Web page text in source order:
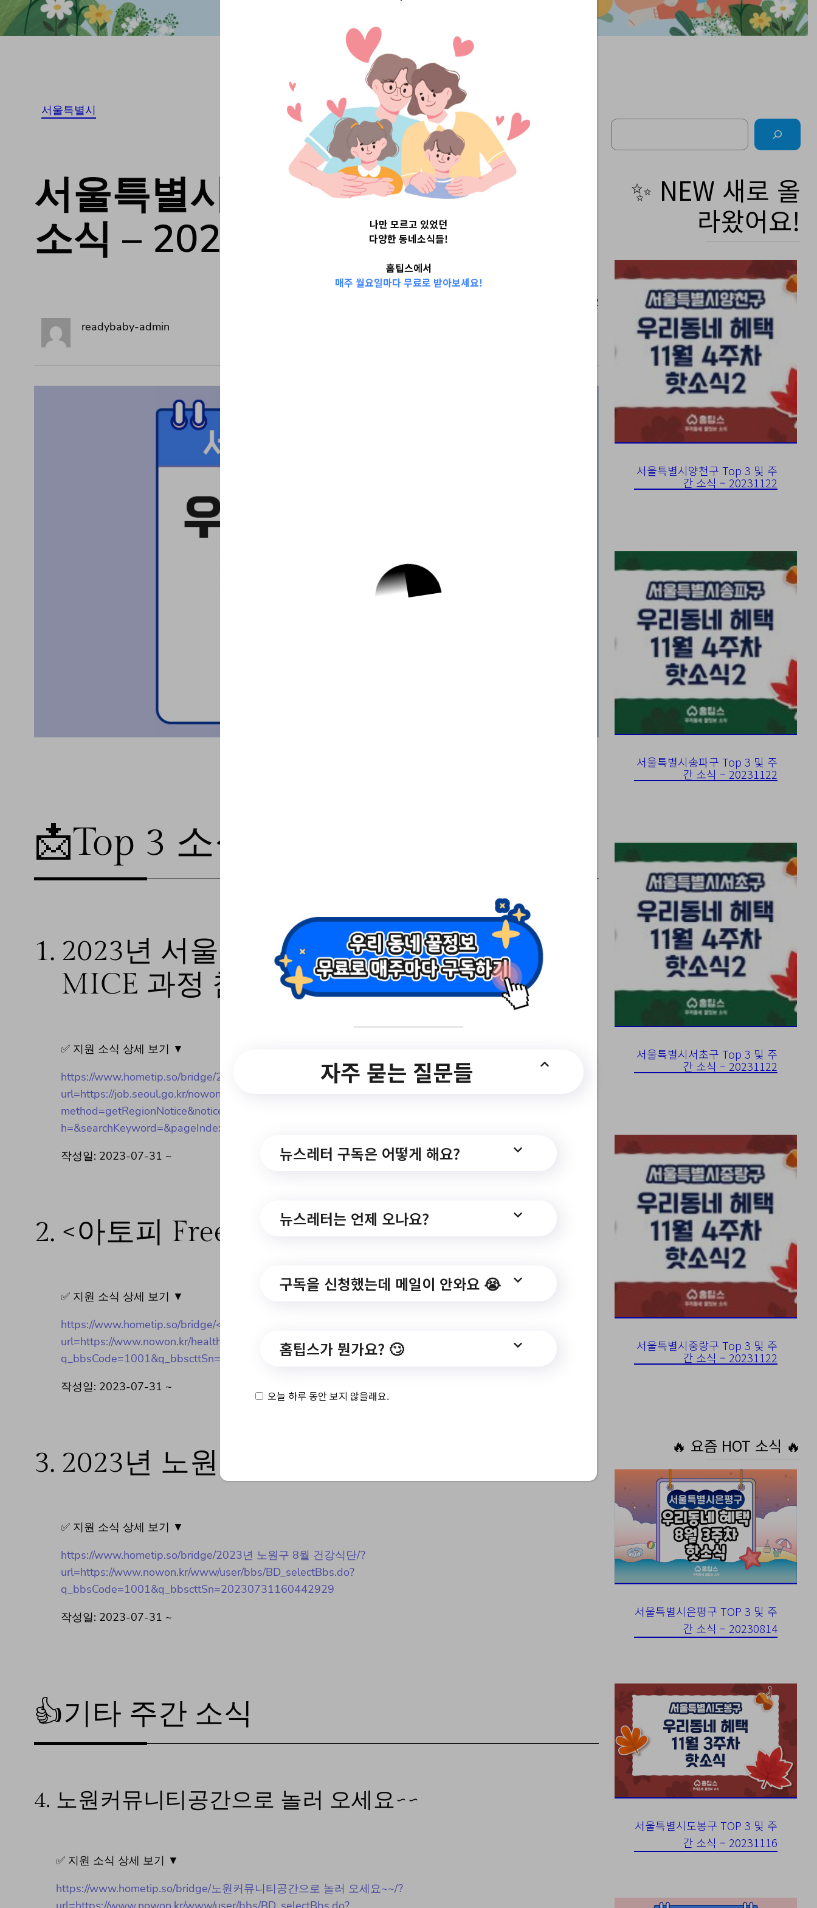
서울특별시
서울특별시노원구 Top 3 및 주간
소식 – 20230802
2023-08-02
readybaby-admin
📩Top 3 소식❕
1. 2023년 서울형 뉴딜일자리 서울형 디지털
MICE 과정 참여자 추가 모집공고
✅ 지원 소식 상세 보기 ▼
https://www.hometip.so/bridge/2023년 서울형 뉴딜일자리 서울형 디지털 MICE 과정 참여자 추가 모집공고/?
url=https://job.seoul.go.kr/nowon/re/custmr_cntr/ntce/RegionNotice.do?
method=getRegionNotice&noticeCmmnSeNo=1&bbscttSn=14585&fileyn=Y&searchCondition=&gubunSearc
h=&searchKeyword=&pageIndex=1
작성일: 2023-07-31 ~
2. <아토피 Free안심 교실> 운영 안내
✅ 지원 소식 상세 보기 ▼
https://www.hometip.so/bridge/<아토피 Free안심 교실> 운영 안내/?
url=https://www.nowon.kr/health/user/bbs/BD_selectBbs.do?
q_bbsCode=1001&q_bbscttSn=20230731104112296
작성일: 2023-07-31 ~
3. 2023년 노원구 8월 건강식단
✅ 지원 소식 상세 보기 ▼
https://www.hometip.so/bridge/2023년 노원구 8월 건강식단/?
url=https://www.nowon.kr/www/user/bbs/BD_selectBbs.do?
q_bbsCode=1001&q_bbscttSn=20230731160442929
작성일: 2023-07-31 ~
👍기타 주간 소식
4. 노원커뮤니티공간으로 놀러 오세요~~
✅ 지원 소식 상세 보기 ▼
https://www.hometip.so/bridge/노원커뮤니티공간으로 놀러 오세요~~/?
Search
✨ NEW 새로 올
라왔어요!
서울특별시양천구 Top 3 및 주
간 소식 – 20231122
서울특별시송파구 Top 3 및 주
간 소식 – 20231122
서울특별시서초구 Top 3 및 주
간 소식 – 20231122
서울특별시중랑구 Top 3 및 주
간 소식 – 20231122
🔥 요즘 HOT 소식 🔥
서울특별시은평구 TOP 3 및 주
간 소식 – 20230814
서울특별시도봉구 TOP 3 및 주
간 소식 – 20231116
나만 모르고 있었던
다양한 동네소식들!
홈팁스에서
매주 월요일마다 무료로 받아보세요!
자주 묻는 질문들
뉴스레터 구독은 어떻게 해요?
뉴스레터는 언제 오나요?
구독을 신청했는데 메일이 안와요 😭
홈팁스가 뭔가요? 🙄
오늘 하루 동안 보지 않을래요.